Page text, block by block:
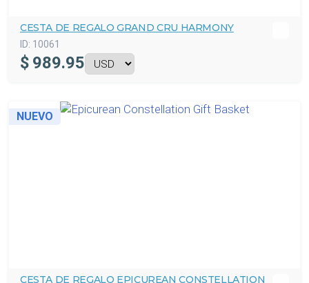
CESTA DE REGALO GRAND CRU HARMONY
ID: 10061
$ 989.95
NUEVO
CESTA DE REGALO EPICUREAN CONSTELLATION